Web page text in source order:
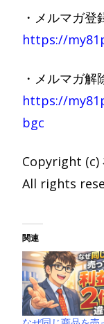
・メルマガ登
https://
・メルマガ解
https://
bgc
Copyright (c)
All rights
関連